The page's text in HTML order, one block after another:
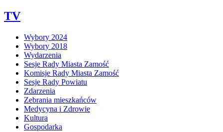
TV
Wybory 2024
Wybory 2018
Wydarzenia
Sesje Rady Miasta Zamość
Komisje Rady Miasta Zamość
Sesje Rady Powiatu
Zdarzenia
Zebrania mieszkańców
Medycyna i Zdrowie
Kultura
Gospodarka